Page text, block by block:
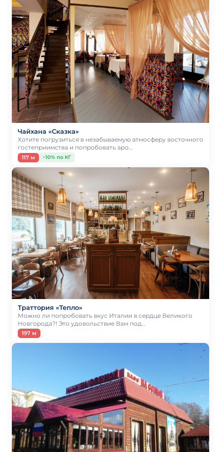
Чайхана «Сказка»
Хотите погрузиться в незабываемую атмосферу восточного
гостеприимства и попробовать аро…
117 м −10% по КГ
Траттория «Тепло»
Можно ли попробовать вкус Италии в сердце Великого
Новгорода?! Это удовольствие Вам под…
197 м